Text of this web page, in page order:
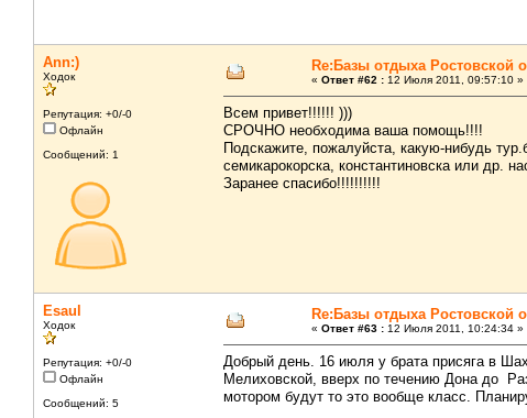
Ann:)
Ходок
Репутация: +0/-0
Офлайн
Сообщений: 1
Re:Базы отдыха Ростовской
« Ответ #62 : 12 Июля 2011, 09:57:10 »
Всем привет!!!!!! )))
СРОЧНО необходима ваша помощь!!!!
Подскажите, пожалуйста, какую-нибудь
семикарокорска, константиновска или др.
Заранее спасибо!!!!!!!!!!
Esaul
Ходок
Репутация: +0/-0
Офлайн
Сообщений: 5
Re:Базы отдыха Ростовской
« Ответ #63 : 12 Июля 2011, 10:24:34 »
Добрый день. 16 июля у брата присяга в
Мелиховской, вверх по течению Дона до
мотором будут то это вообще класс.